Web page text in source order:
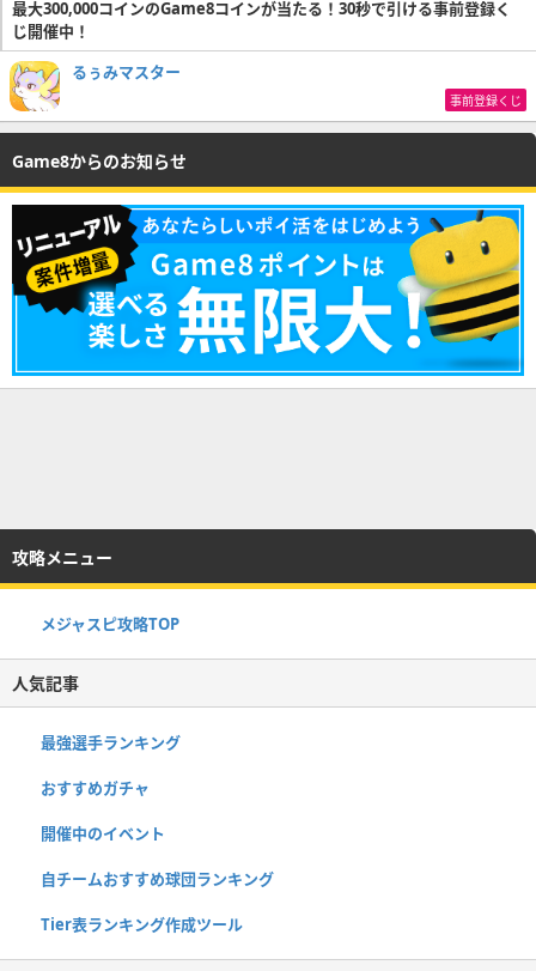
最大300,000コインのGame8コインが当たる！30秒で引ける事前登録く
じ開催中！
るぅみマスター
事前登録くじ
Game8からのお知らせ
攻略メニュー
メジャスピ攻略TOP
人気記事
最強選手ランキング
おすすめガチャ
開催中のイベント
自チームおすすめ球団ランキング
Tier表ランキング作成ツール